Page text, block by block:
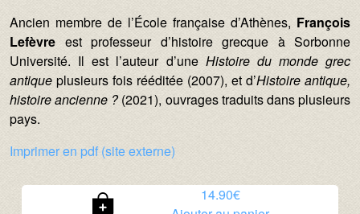
Ancien membre de l’École française d’Athènes, François
Lefèvre est professeur d’histoire grecque à Sorbonne
Université. Il est l’auteur d’une Histoire du monde grec
antique plusieurs fois rééditée (2007), et d’Histoire antique,
histoire ancienne ?(2021), ouvrages traduits dans plusieurs
pays.
Auteurs :
Imprimer en pdf (site externe)
14.90€